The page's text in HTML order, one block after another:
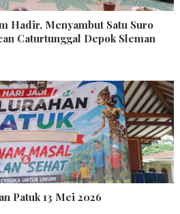
Hadir, Menyambut Satu Suro
Caturtunggal Depok Sleman
Patuk 13 Mei 2026